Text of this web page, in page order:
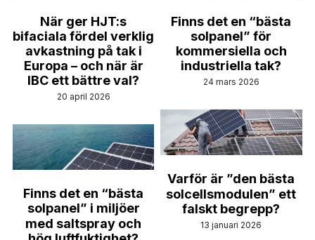
Español
Português
Français
Norsk
Nederlands
När ger HJT:s
bifaciala fördel verklig
avkastning på tak i
Europa – och när är
IBC ett bättre val?
20 april 2026
Finns det en “bästa
solpanel” i miljöer
med saltspray och
Finns det en “bästa
solpanel” för
kommersiella och
industriella tak?
24 mars 2026
Varför är ”den bästa
solcellsmodulen” ett
falskt begrepp?
13 januari 2026